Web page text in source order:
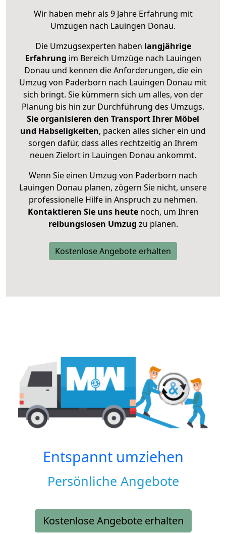
Wir haben mehr als 9 Jahre Erfahrung mit
Umzügen nach Lauingen Donau.
Die Umzugsexperten haben langjährige
Erfahrung im Bereich Umzüge nach Lauingen
Donau und kennen die Anforderungen, die ein
Umzug von Paderborn nach Lauingen Donau mit
sich bringt. Sie kümmern sich um alles, von der
Planung bis hin zur Durchführung des Umzugs.
Sie organisieren den Transport Ihrer Möbel
und Habseligkeiten, packen alles sicher ein und
sorgen dafür, dass alles rechtzeitig an Ihrem
neuen Zielort in Lauingen Donau ankommt.
Wenn Sie einen Umzug von Paderborn nach
Lauingen Donau planen, zögern Sie nicht, unsere
professionelle Hilfe in Anspruch zu nehmen.
Kontaktieren Sie uns heutenoch, um Ihren
reibungslosen Umzug zu planen.
Kostenlose Angebote erhalten
Entspannt umziehen
Persönliche Angebote
Kostenlose Angebote erhalten